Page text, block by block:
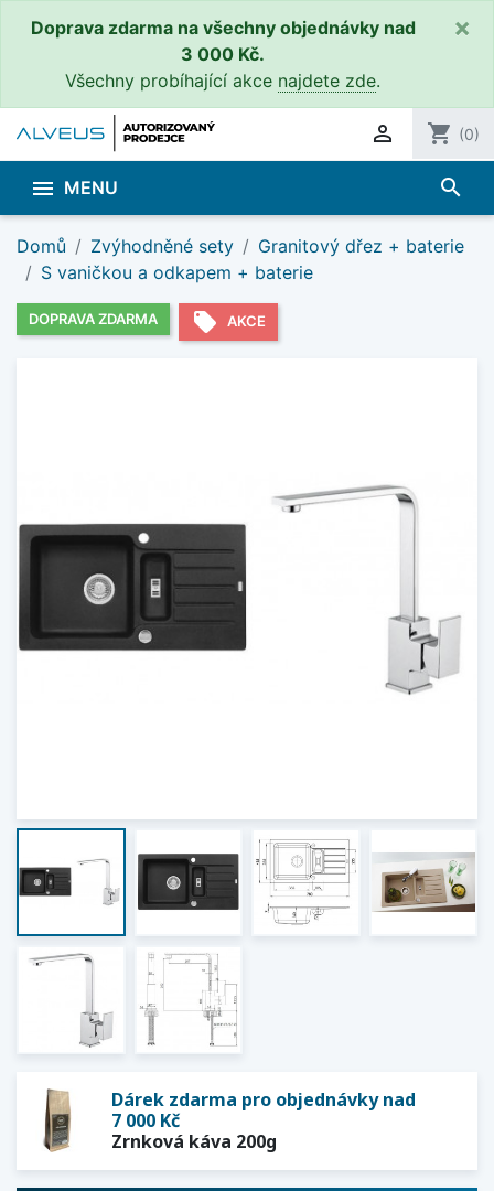
Doprava zdarma na všechny objednávky nad
3 000 Kč.
Všechny probíhající akce najdete zde.
×
 shopping_cart (0)
 MENU search
Domů Zvýhodněné sety
Granitový dřez + baterie
S vaničkou a odkapem + baterie
DOPRAVA ZDARMA local_offer AKCE
Dárek zdarma pro objednávky nad
7 000 Kč
Zrnková káva 200g